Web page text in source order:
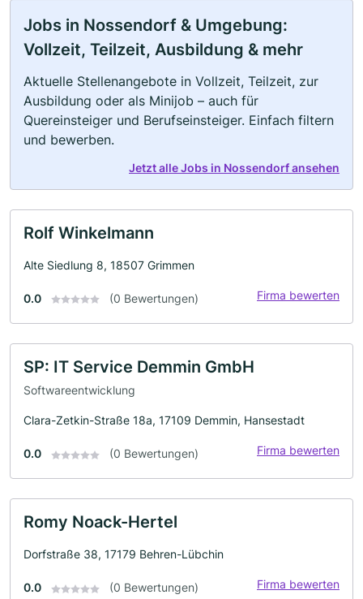
Jobs in Nossendorf & Umgebung:
Vollzeit, Teilzeit, Ausbildung & mehr
Aktuelle Stellenangebote in Vollzeit, Teilzeit, zur
Ausbildung oder als Minijob – auch für
Quereinsteiger und Berufseinsteiger. Einfach filtern
und bewerben.
Jetzt alle Jobs in Nossendorf ansehen
Rolf Winkelmann
Alte Siedlung 8, 18507 Grimmen
0.0 (0 Bewertungen) Firma bewerten
SP: IT Service Demmin GmbH
Softwareentwicklung
Clara-Zetkin-Straße 18a, 17109 Demmin, Hansestadt
0.0 (0 Bewertungen) Firma bewerten
Romy Noack-Hertel
Dorfstraße 38, 17179 Behren-Lübchin
0.0 (0 Bewertungen) Firma bewerten